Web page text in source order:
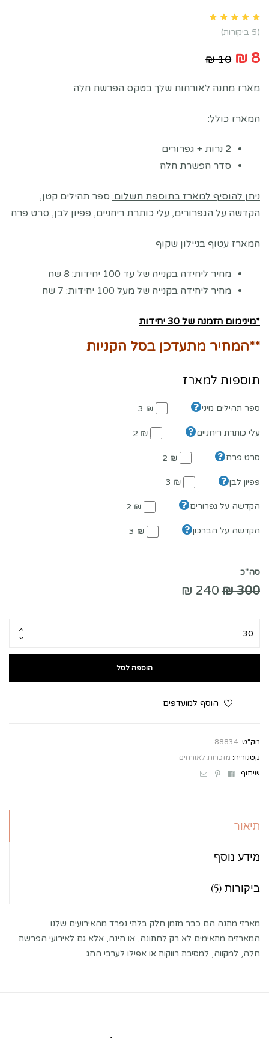
5
customer ratings(
5 ביקורות)
₪10 ₪ 8
מארז מתנה לאורחות שלך בטקס הפרשת חלה
המארז כולל:
2 נרות + גפרורים
סדר הפשרת חלה
ניתן להוסיף למארז בתוספת תשלום: ספר תהילים קטן,
הקדשה על הגפרורים, עלי כותרת ריחניים, פפיון לבן, סרט פרח
המארז עטוף בניילון שקוף
מחיר ליחידה בקנייה של עד 100 יחידות: 8 שח
מחיר ליחידה בקנייה של מעל 100 יחידות: 7 שח
*מינימום הזמנה של 30 יחידות
**המחיר מתעדכן בסל הקניות
תוספות למארז
ספר תהילים מיני ₪ 3
עלי כותרת ריחניים ₪ 2
סרט פרח ₪ 2
פפיון לבן ₪ 3
הקדשה על גפרורים ₪ 2
הקדשה על הברכון ₪ 3
סה"כ
₪300
₪ 240
הוספה לסל
הוסף למועדפים
מק"ט: 88834
קטגוריה: מזכרות לאורחים
שיתוף:
Facebook
Pinterest
Email
תיאור
מידע נוסף
ביקורות (5)
מארזי מתנה הם כבר מזמן חלק בלתי נפרד מהאירועים שלנו
המארזים מתאימים לא רק לחתונה, או חינה, אלא גם לאירועי הפרשת
חלה, למקווה, למסיבת רווקות או אפילו לערבי החג